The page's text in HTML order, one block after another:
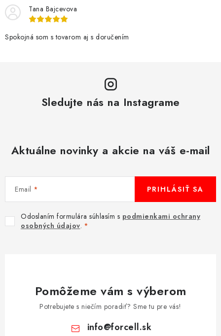
Tana Bajcevova
Spokojná som s tovarom aj s doručením
Sledujte nás na Instagrame
Aktuálne novinky a akcie na váš e-mail
Email
Odoslaním formulára súhlasím s podmienkami ochrany
osobných údajov.
PRIHLÁSIŤ SA
Pomôžeme vám s výberom
Potrebujete s niečím poradiť? Sme tu pre vás!
info@forcell.sk